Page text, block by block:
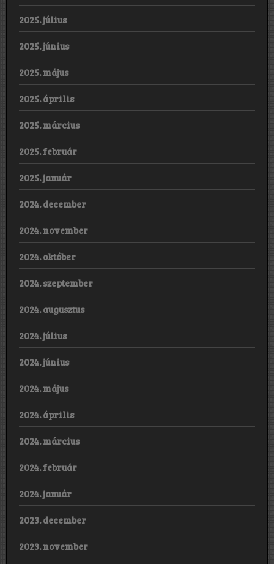
2025. július
2025. június
2025. május
2025. április
2025. március
2025. február
2025. január
2024. december
2024. november
2024. október
2024. szeptember
2024. augusztus
2024. július
2024. június
2024. május
2024. április
2024. március
2024. február
2024. január
2023. december
2023. november